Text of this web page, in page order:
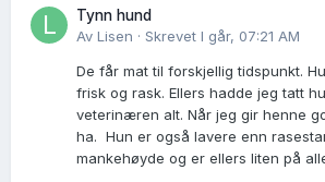
Tynn hund
Av Lisen · Skrevet I går, 07:21 AM
De får mat til forskjellig tidspunkt.
frisk og rask. Ellers hadde jeg tatt
veterinæren alt. Når jeg gir henne
ha. Hun er også lavere enn
mankehøyde og er ellers liten på